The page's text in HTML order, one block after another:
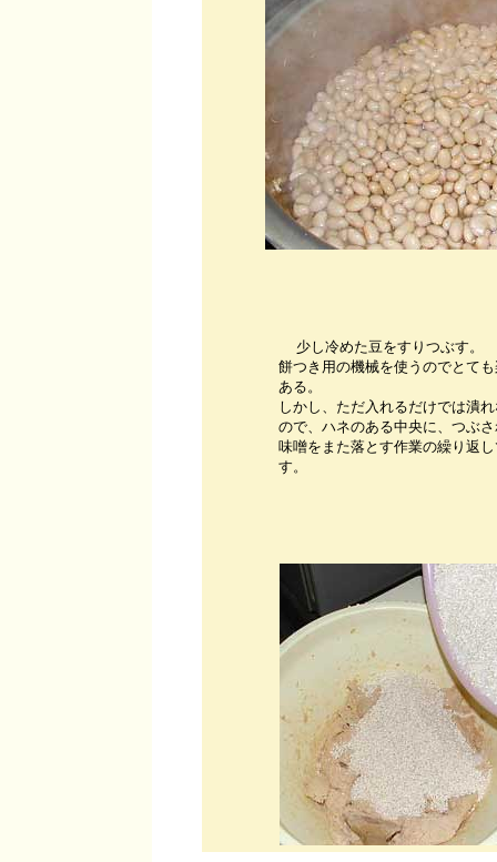
少し冷めた豆をすりつぶす。
餅つき用の機械を使うのでとて
ある。
しかし、ただ入れるだけでは潰
ので、ハネのある中央に、つぶ
味噌をまた落とす作業の繰り返し
す。